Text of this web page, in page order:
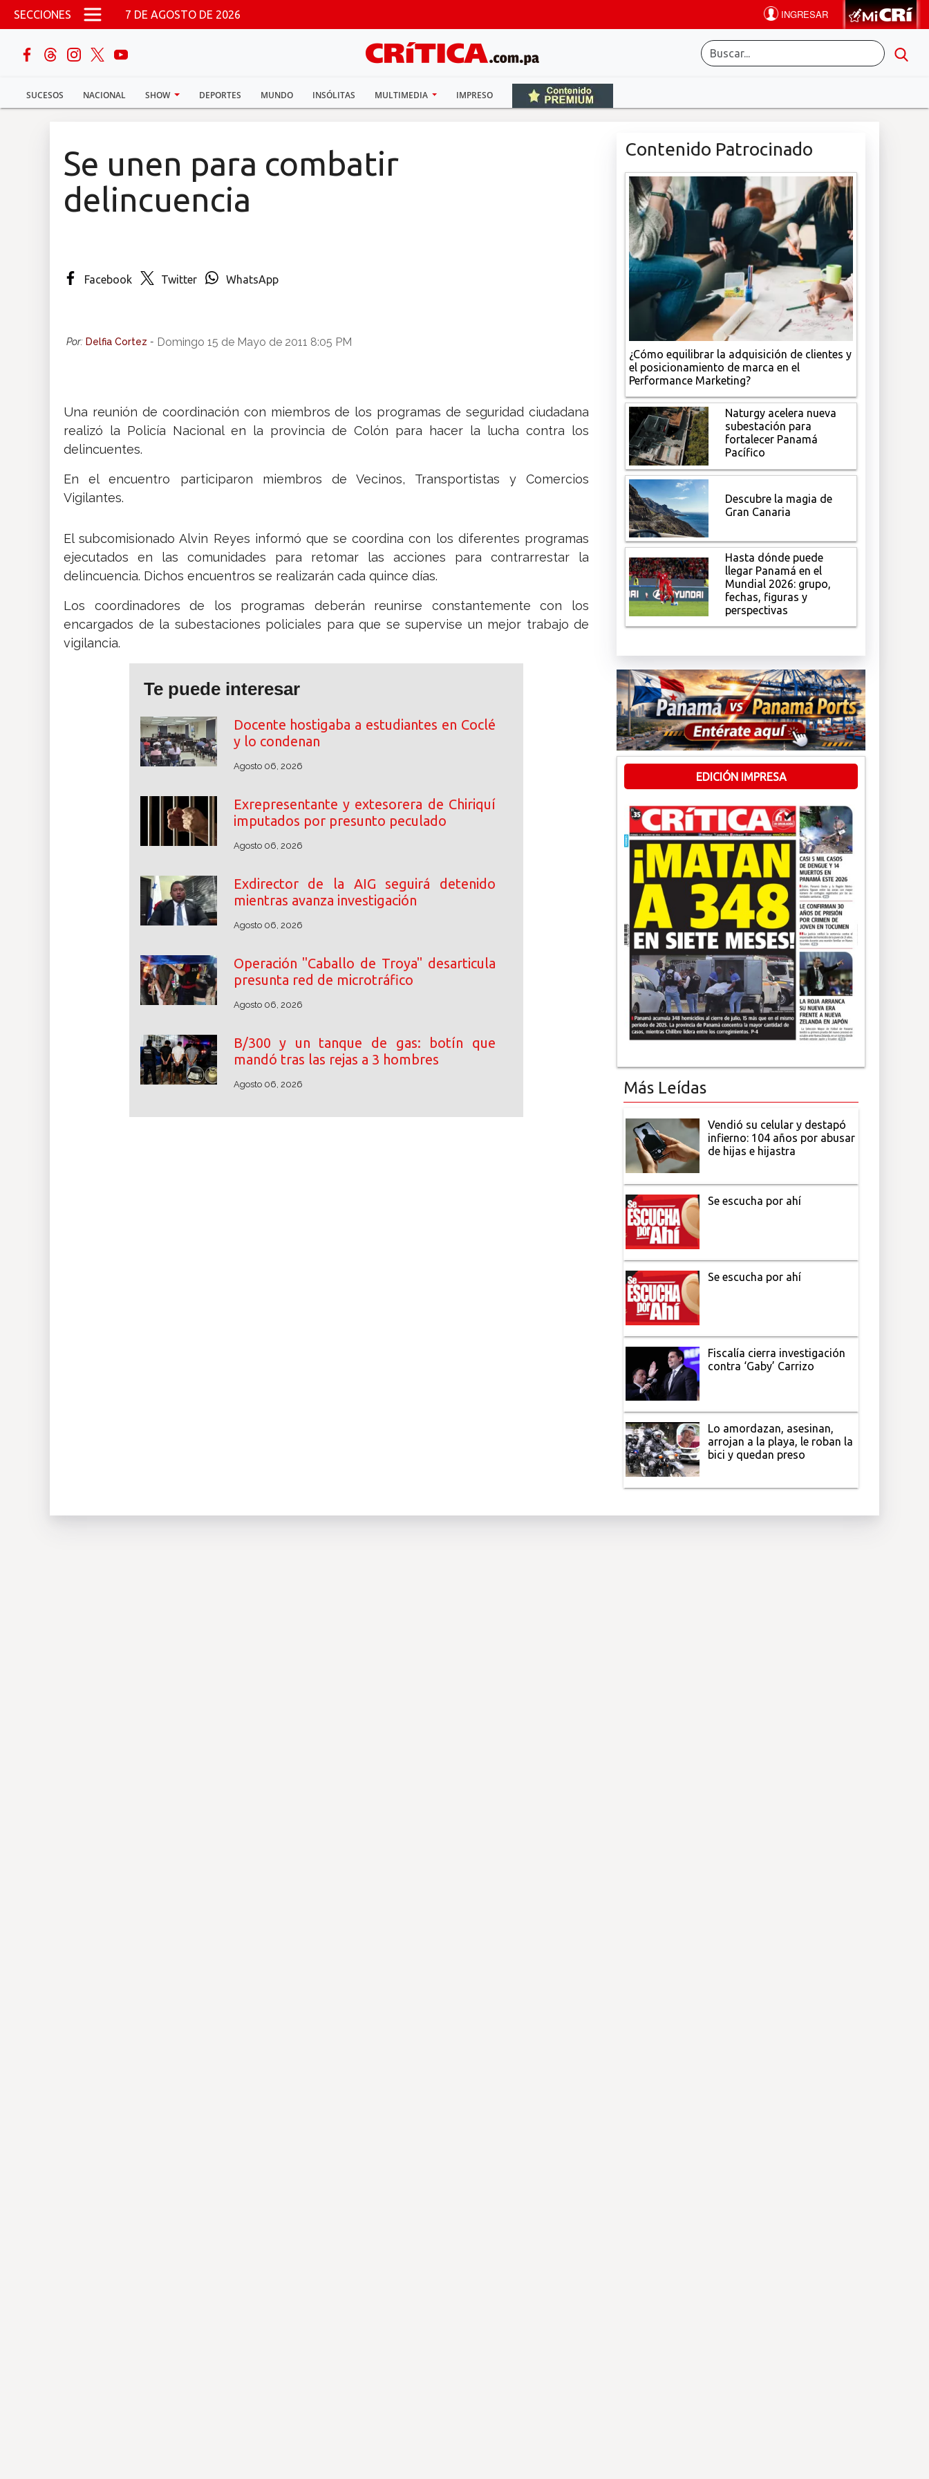
Pasar al contenido principal
SECCIONES 7 DE AGOSTO DE 2026
SUCESOS NACIONAL SHOW DEPORTES MUNDO INSÓLITAS MULTIMEDIA IMPRESO
buscar
Sucesos
Se unen para combatir
delincuencia
Facebook Twitter WhatsApp
Por: Delfia Cortez - Domingo 15 de Mayo de 2011 8:05 PM
Una reunión de coordinación con miembros de los programas de seguridad ciudadana
realizó la Policía Nacional en la provincia de Colón para hacer la lucha contra los
delincuentes.
En el encuentro participaron miembros de Vecinos, Transportistas y Comercios
Vigilantes.
El subcomisionado Alvin Reyes informó que se coordina con los diferentes programas
ejecutados en las comunidades para retomar las acciones para contrarrestar la
delincuencia. Dichos encuentros se realizarán cada quince días.
Los coordinadores de los programas deberán reunirse constantemente con los
encargados de la subestaciones policiales para que se supervise un mejor trabajo de
vigilancia.
Te puede interesar
Docente hostigaba a estudiantes en Coclé
y lo condenan
Agosto 06, 2026
Exrepresentante y extesorera de Chiriquí
imputados por presunto peculado
Agosto 06, 2026
Exdirector de la AIG seguirá detenido
mientras avanza investigación
Agosto 06, 2026
Operación "Caballo de Troya" desarticula
presunta red de microtráfico
Agosto 06, 2026
B/300 y un tanque de gas: botín que
mandó tras las rejas a 3 hombres
Agosto 06, 2026
Contenido Patrocinado
¿Cómo equilibrar la adquisición de clientes y
el posicionamiento de marca en el
Performance Marketing?
Naturgy acelera nueva
subestación para
fortalecer Panamá
Pacífico
Descubre la magia de
Gran Canaria
Hasta dónde puede
llegar Panamá en el
Mundial 2026: grupo,
fechas, figuras y
perspectivas
EDICIÓN IMPRESA
Más Leídas
Vendió su celular y destapó
infierno: 104 años por abusar
de hijas e hijastra
Se escucha por ahí
Se escucha por ahí
Fiscalía cierra investigación
contra ‘Gaby’ Carrizo
Lo amordazan, asesinan,
arrojan a la playa, le roban la
bici y quedan preso